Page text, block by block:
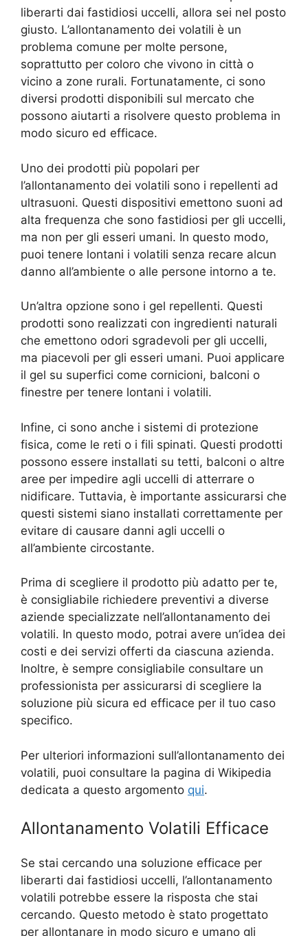
liberarti dai fastidiosi uccelli, allora sei nel posto
giusto. L’allontanamento dei volatili è un
problema comune per molte persone,
soprattutto per coloro che vivono in città o
vicino a zone rurali. Fortunatamente, ci sono
diversi prodotti disponibili sul mercato che
possono aiutarti a risolvere questo problema in
modo sicuro ed efficace.
Uno dei prodotti più popolari per
l’allontanamento dei volatili sono i repellenti ad
ultrasuoni. Questi dispositivi emettono suoni ad
alta frequenza che sono fastidiosi per gli uccelli,
ma non per gli esseri umani. In questo modo,
puoi tenere lontani i volatili senza recare alcun
danno all’ambiente o alle persone intorno a te.
Un’altra opzione sono i gel repellenti. Questi
prodotti sono realizzati con ingredienti naturali
che emettono odori sgradevoli per gli uccelli,
ma piacevoli per gli esseri umani. Puoi applicare
il gel su superfici come cornicioni, balconi o
finestre per tenere lontani i volatili.
Infine, ci sono anche i sistemi di protezione
fisica, come le reti o i fili spinati. Questi prodotti
possono essere installati su tetti, balconi o altre
aree per impedire agli uccelli di atterrare o
nidificare. Tuttavia, è importante assicurarsi che
questi sistemi siano installati correttamente per
evitare di causare danni agli uccelli o
all’ambiente circostante.
Prima di scegliere il prodotto più adatto per te,
è consigliabile richiedere preventivi a diverse
aziende specializzate nell’allontanamento dei
volatili. In questo modo, potrai avere un’idea dei
costi e dei servizi offerti da ciascuna azienda.
Inoltre, è sempre consigliabile consultare un
professionista per assicurarsi di scegliere la
soluzione più sicura ed efficace per il tuo caso
specifico.
Per ulteriori informazioni sull’allontanamento dei
volatili, puoi consultare la pagina di Wikipedia
dedicata a questo argomento qui.
Allontanamento Volatili Efficace
Se stai cercando una soluzione efficace per
liberarti dai fastidiosi uccelli, l’allontanamento
volatili potrebbe essere la risposta che stai
cercando. Questo metodo è stato progettato
per allontanare in modo sicuro e umano gli